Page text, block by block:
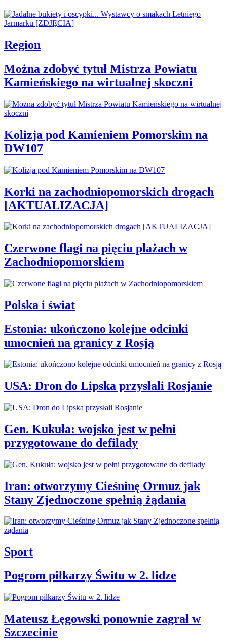
Region
Można zdobyć tytuł Mistrza Powiatu
Kamieńskiego na wirtualnej skoczni
Kolizja pod Kamieniem Pomorskim na
DW107
Korki na zachodniopomorskich drogach
[AKTUALIZACJA]
Czerwone flagi na pięciu plażach w
Zachodniopomorskiem
Polska i świat
Estonia: ukończono kolejne odcinki
umocnień na granicy z Rosją
USA: Dron do Lipska przysłali Rosjanie
Gen. Kukuła: wojsko jest w pełni
przygotowane do defilady
Iran: otworzymy Cieśninę Ormuz jak
Stany Zjednoczone spełnią żądania
Sport
Pogrom piłkarzy Świtu w 2. lidze
Mateusz Łęgowski ponownie zagrał w
Szczecinie